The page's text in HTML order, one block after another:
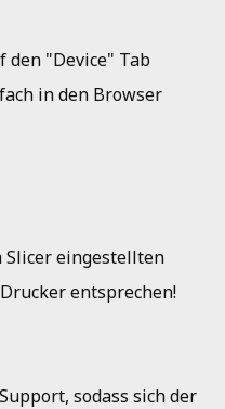
den "Device" Tab
in den Browser
Slicer eingestellten
entsprechen!
sodass sich der